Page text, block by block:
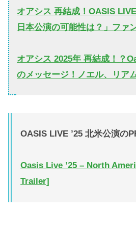
オアシス 再結成！OASIS
日本公演の可能性は？」ファ
オアシス 2025年 再結成！？
のメッセージ！ノエル、リア
OASIS LIVE ’25 北米公演の
Oasis Live ’25 – North
Trailer]